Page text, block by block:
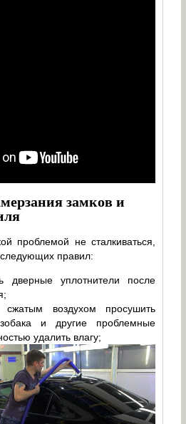
замков и
проблемой не сталкиваться,
правил:
дверные уплотнители после
воздухом просушить
и другие проблемные
удалить влагу;